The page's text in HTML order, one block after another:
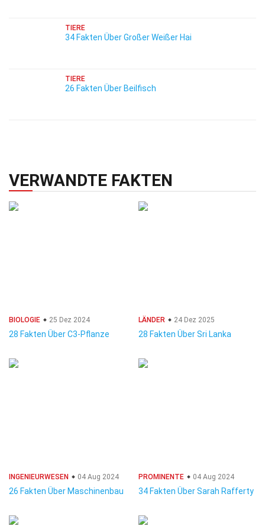
TIERE
34 Fakten Über Großer Weißer Hai
TIERE
26 Fakten Über Beilfisch
VERWANDTE FAKTEN
BIOLOGIE 25 Dez 2024
28 Fakten Über C3-Pflanze
LÄNDER 24 Dez 2025
28 Fakten Über Sri Lanka
INGENIEURWESEN 04 Aug 2024
26 Fakten Über Maschinenbau
PROMINENTE 04 Aug 2024
34 Fakten Über Sarah Rafferty